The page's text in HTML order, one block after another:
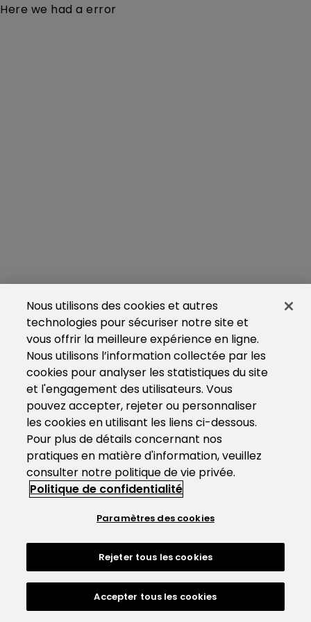
Here we had a error
Nous utilisons des cookies et autres
technologies pour sécuriser notre site et
vous offrir la meilleure expérience en ligne.
Nous utilisons l’information collectée par les
cookies pour analyser les statistiques du site
et l'engagement des utilisateurs. Vous
pouvez accepter, rejeter ou personnaliser
les cookies en utilisant les liens ci-dessous.
Pour plus de détails concernant nos
pratiques en matière d'information, veuillez
consulter notre politique de vie privée.
Politique de confidentialité
Paramètres des cookies
Rejeter tous les cookies
Accepter tous les cookies